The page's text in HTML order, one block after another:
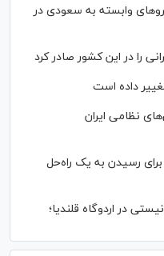
وابسته به سعودی در
را در این کشور صادر کرد
داده است
نظامی ایران
رسیدن به یک راه‌حل
در اردوگاه قلندیا؛